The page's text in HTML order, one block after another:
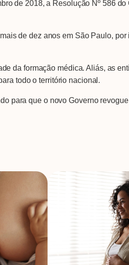
de 2018, a Resolução Nº 586 do
de dez anos em São Paulo,
da formação médica. Aliás, as
todo o território nacional.
para que o novo Governo